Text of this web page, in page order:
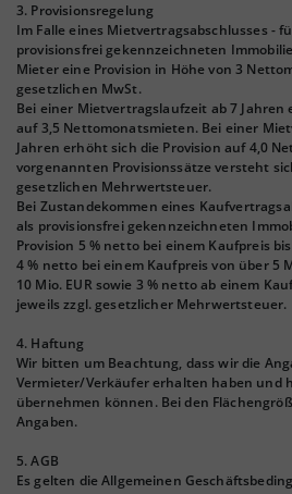
3. Provisionsregelung
Im Falle eines Mietvertragsabschlusses -
provisionsfrei gekennzeichneten
Mieter eine Provision in Höhe von 3
gesetzlichen MwSt.
Bei einer Mietvertragslaufzeit ab 7 Jahren
auf 3,5 Nettomonatsmieten. Bei einer
Jahren erhöht sich die Provision auf 4,0
vorgenannten Provisionssätze versteht
gesetzlichen Mehrwertsteuer.
Bei Zustandekommen eines
als provisionsfrei gekennzeichneten
Provision 5 % netto bei einem Kaufpreis
4 % netto bei einem Kaufpreis von über 5
10 Mio. EUR sowie 3 % netto ab einem
jeweils zzgl. gesetzlicher Mehrwertsteuer.
4. Haftung
Wir bitten um Beachtung, dass wir die
Vermieter/Verkäufer erhalten haben und
übernehmen können. Bei den
Angaben.
5. AGB
Es gelten die Allgemeinen